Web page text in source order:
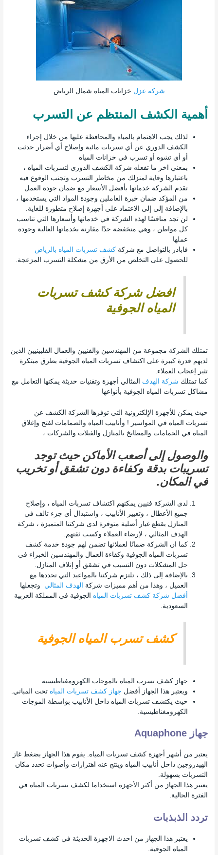
شركة عزل خزانات المياه شمال الرياض
أهمية الكشف المنتظم عن التسرب
لذلك يجب الاهتمام بالمياه والمحافظة عليها من خلال إجراء
الكشف الدوري عن أي تسربات مائية وإصلاح أي أضرار حدثت
أو أي تشوه أو تسرب في خزانات المياه
بمعني اخر ما تفعله شركة الكشف الدوري لتسربات المياه ،
باعتبارها وقاية لمنزلك من مخاطر التسرب وتجنب الوقوع فيه
تقدم الشركة خدماتها بأفضل الأسعار مع ضمان جودة العمل
من المؤكد ضمان خبرة العاملين وجودة المواد التي يستخدمها ،
بالإضافة إلى إلى الاعتماد على أجهزة إصلاح متطورة للغاية.
لن تجد منافسًا لهذه الشركة في خدماتها وأسعارها التي تناسب
كل مواطن ، وهي منخفضة جدًا مقارنة بخدماتها العالية وجودة
عملها
فابادر بالتواصل مع شركةكشف تسربات المياه بالرياض
للحصول على التخلص من الأرق من مشكلة التسرب المزعجة.
افضل شركة كشف تسربات
المياه الجوفية
تمتلك الشركة مجموعة من المهندسين والفنيين والعمال الفلبينيين الذين
لديهم قدرة كبيرة على اكتشاف تسربات المياه الجوفية بطرق مبتكرة
تثير إعجاب العملاء.
كما تمتلك شركة الهدف المثالي أجهزة وتقنيات حديثة يمكنها التعامل مع
مشاكل تسربات المياه الجوفية بأنواعها
حيث يمكن للأجهزة الإلكترونية التي توفرها الشركة الكشف عن
تسربات المياه في المواسير ! وأنابيب المياه والصمامات لفتح وإغلاق
المياه في الحمامات والمطابخ بالمنازل والفيلات والشركات ،
والوصول إلى أصعب الأماكن حيث توجد
تسريبات بدقة وكفاءة دون تشقق أو تخريب
في المكان.
لدى الشركة فنيين يمكنهم اكتشاف تسربات المياه ، وإصلاح
جميع الأعطال ، وتغيير الأنابيب ، واستبدال أي جزء تالف في
المنازل بقطع غيار أصلية متوفرة لدى شركتنا المتميزة ، شركة
الهدف المثالي ، لإرضاء العملاء وكسب ثقتهم.
كما ان الشركة ضمانًا لعملائها تضمن لهم جودة خدمة كشف
تسربات المياه الجوفية وكفاءة العمال والمهندسين الخبراء في
حل المشكلات دون التسبب في تشقق أو إتلاف المنازل.
بالإضافة إلى ذلك ، تلتزم شركتنا بالمواعيد التي تحددها مع
العميل ، وهذا من أهم مميزات شركة الهدف المثالي وتجعلها
أفضل شركة كشف تسربات المياه الجوفية في المملكة العربية
السعودية.
كشف تسرب المياه الجوفية
جهاز كشف تسرب المياه بالموجات الكهرومغناطيسية
ويعتبر هذا الجهاز أفضل جهاز كشف تسربات المياه تحت المباني.
حيث يكتشف تسربات المياه داخل الأنابيب بواسطة الموجات
الكهرومغناطيسية.
جهاز Aquaphone
يعتبر من أشهر أجهزة كشف تسربات المياه. يقوم هذا الجهاز بضغط غاز
الهيدروجين داخل أنابيب المياه وينتج عنه اهتزازات وأصوات تحدد مكان
التسربات بسهولة.
يعتبر هذا الجهاز من أكثر الأجهزة استخداما لكشف تسربات المياه في
الفترة الحالية.
تردد الذبذبات
يعتبر هذا الجهاز من احدث الاجهزة الحديثة في كشف تسربات
المياه الجوفية.